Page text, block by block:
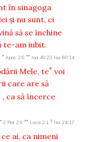
în sinagoga
şi nu sunt, ci
să se închine
te-am iubit.
* Apoc 2:9 ** Isa 49:23 Isa 60:14
Mele, te* voi
care are să
, ca să încerce
* 2 Pet 2:9 ** Luca 2:1 † Isa 24:17
ce ai, ca nimeni